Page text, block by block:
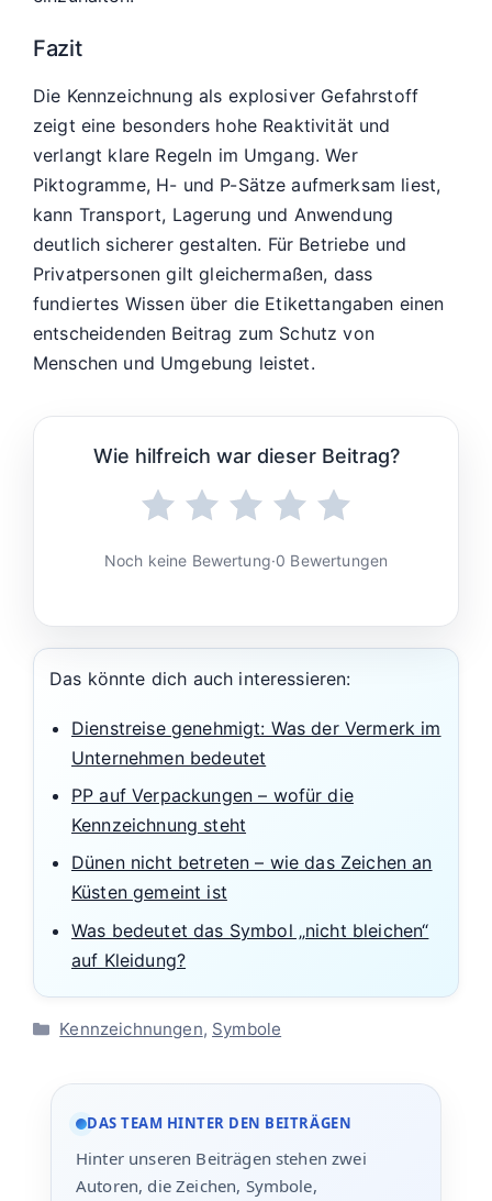
Fazit
Die Kennzeichnung als explosiver Gefahrstoff
zeigt eine besonders hohe Reaktivität und
verlangt klare Regeln im Umgang. Wer
Piktogramme, H- und P-Sätze aufmerksam liest,
kann Transport, Lagerung und Anwendung
deutlich sicherer gestalten. Für Betriebe und
Privatpersonen gilt gleichermaßen, dass
fundiertes Wissen über die Etikettangaben einen
entscheidenden Beitrag zum Schutz von
Menschen und Umgebung leistet.
Wie hilfreich war dieser Beitrag?
Noch keine Bewertung·0 Bewertungen
Das könnte dich auch interessieren:
Dienstreise genehmigt: Was der Vermerk im
Unternehmen bedeutet
PP auf Verpackungen – wofür die
Kennzeichnung steht
Dünen nicht betreten – wie das Zeichen an
Küsten gemeint ist
Was bedeutet das Symbol „nicht bleichen“
auf Kleidung?
Kategorien
Kennzeichnungen, Symbole
DAS TEAM HINTER DEN BEITRÄGEN
Hinter unseren Beiträgen stehen zwei
Autoren, die Zeichen, Symbole,